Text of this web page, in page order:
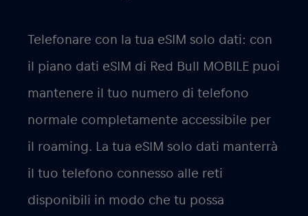
Telefonare con la tua eSIM solo dati: con
il piano dati eSIM di Red Bull MOBILE puoi
mantenere il tuo numero di telefono
normale completamente accessibile per
il roaming. La tua eSIM solo dati manterrà
il tuo telefono connesso alle reti
disponibili in modo che tu possa